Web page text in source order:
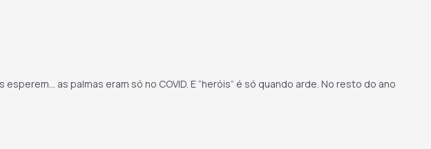
as palmas eram só no COVID. E “heróis” é só quando arde. No resto do ano